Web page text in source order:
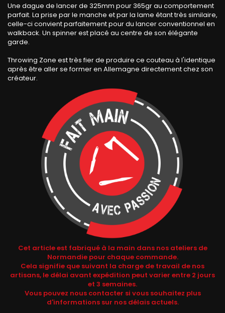
Une dague de lancer de 325mm pour 365gr au comportement
parfait. La prise par le manche et par la lame étant très similaire,
celle-ci convient parfaitement pour du lancer conventionnel en
walkback. Un spinner est placé au centre de son élégante
garde.
Throwing Zone est très fier de produire ce couteau à l'identique
après être aller se former en Allemagne directement chez son
créateur.
Cet article est fabriqué à la main dans nos ateliers de
Normandie pour chaque commande.
Cela signifie que suivant la charge de travail de nos
artisans, le délai avant expédition peut varier entre 2 jours
et 3 semaines.
Vous pouvez nous contacter si vous souhaitez plus
d'informations sur nos délais actuels.